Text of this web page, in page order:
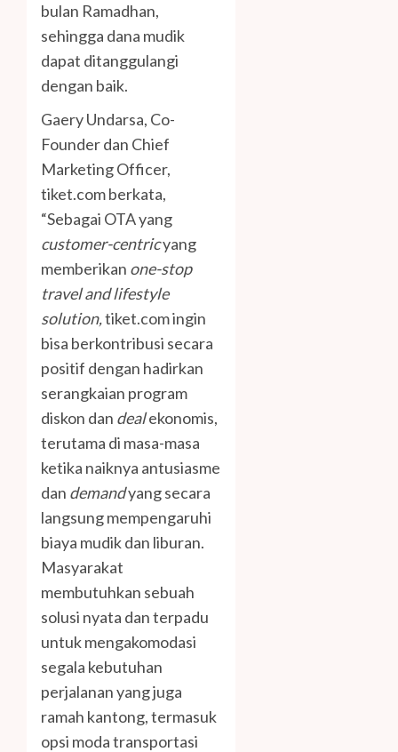
bulan Ramadhan,
sehingga dana mudik
dapat ditanggulangi
dengan baik.
Gaery Undarsa, Co-
Founder dan Chief
Marketing Officer,
tiket.com berkata,
“Sebagai OTA yang
customer-centricyang
memberikan one-stop
travel and lifestyle
solution,tiket.com ingin
bisa berkontribusi secara
positif dengan hadirkan
serangkaian program
diskon dan dealekonomis,
terutama di masa-masa
ketika naiknya antusiasme
dan demandyang secara
langsung mempengaruhi
biaya mudik dan liburan.
Masyarakat
membutuhkan sebuah
solusi nyata dan terpadu
untuk mengakomodasi
segala kebutuhan
perjalanan yang juga
ramah kantong, termasuk
opsi moda transportasi